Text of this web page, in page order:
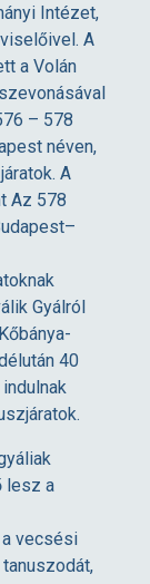
Intézet,
A
a Volán
– 578
néven,
A
Az 578
Gyálról
40
lesz a
vecsési